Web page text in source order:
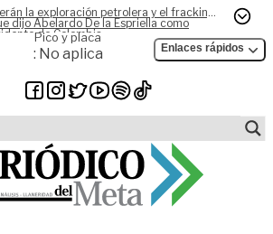
la exploración petrolera y el fracking,
dijo Abelardo De la Espriella como
de Colombia
Pico y placa
: No aplica Enlaces rápidos